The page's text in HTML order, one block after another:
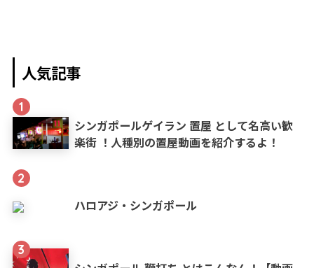
人気記事
1
シンガポールゲイラン 置屋 として名高い歓
楽街 ！人種別の置屋動画を紹介するよ！
2
ハロアジ・シンガポール
3